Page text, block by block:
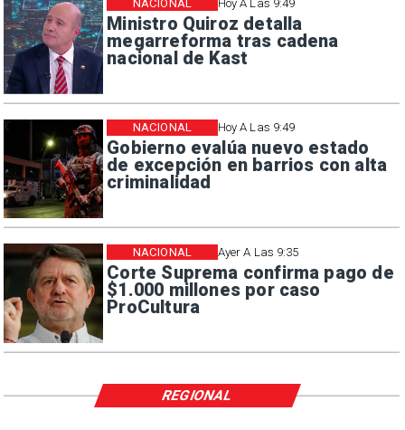
Hoy A Las 9:49
Ministro Quiroz detalla
megarreforma tras cadena
nacional de Kast
NACIONAL
Hoy A Las 9:49
Gobierno evalúa nuevo estado
de excepción en barrios con alta
criminalidad
NACIONAL
Ayer A Las 9:35
Corte Suprema confirma pago de
$1.000 millones por caso
ProCultura
NACIONAL
REGIONAL